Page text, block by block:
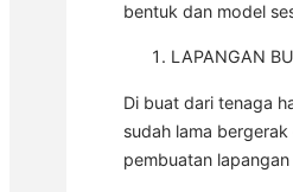
bentuk dan model
LAPANGAN
Di buat dari tenaga
sudah lama
pembuatan